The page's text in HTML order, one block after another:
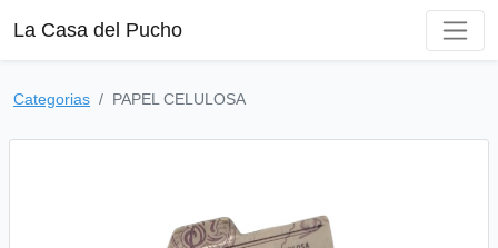
La Casa del Pucho
Categorias PAPEL CELULOSA